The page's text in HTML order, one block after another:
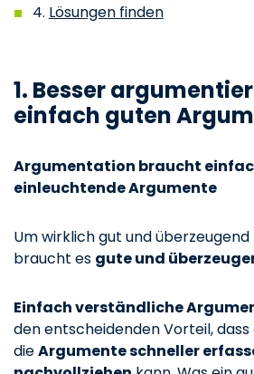
4. Lösungen finden
1. Besser
einfach guten
Argumentation braucht
einleuchtende Argumente
Um wirklich gut und
braucht es gute und
Einfach verständliche
den entscheidenden Vorteil, dass
dieArgumente schneller